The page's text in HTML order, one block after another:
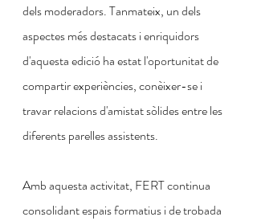
dels moderadors. Tanmateix, un dels
aspectes més destacats i enriquidors
d'aquesta edició ha estat l'oportunitat de
compartir experiències, conèixer-se i
travar relacions d'amistat sòlides entre les
diferents parelles assistents.
Amb aquesta activitat, FERT continua
consolidant espais formatius i de trobada